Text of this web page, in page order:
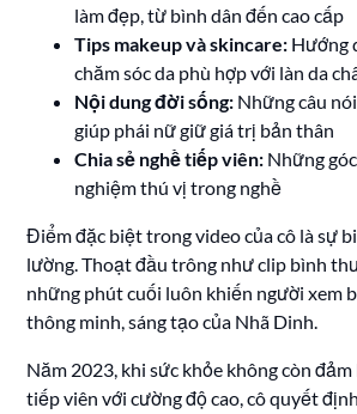
làm đẹp, từ bình dân đến cao cấp
Tips makeup và skincare: Hướng
chăm sóc da phù hợp với làn da
Nội dung đời sống: Những câu
giúp phái nữ giữ giá trị bản thân
Chia sẻ nghề tiếp viên: Những
nghiệm thú vị trong nghề
Điểm đặc biệt trong video của cô là sự
lường. Thoạt đầu trông như clip bình
những phút cuối luôn khiến người xem
thông minh, sáng tạo của Nhã Dinh.
Năm 2023, khi sức khỏe không còn
tiếp viên với cường độ cao, cô quyết